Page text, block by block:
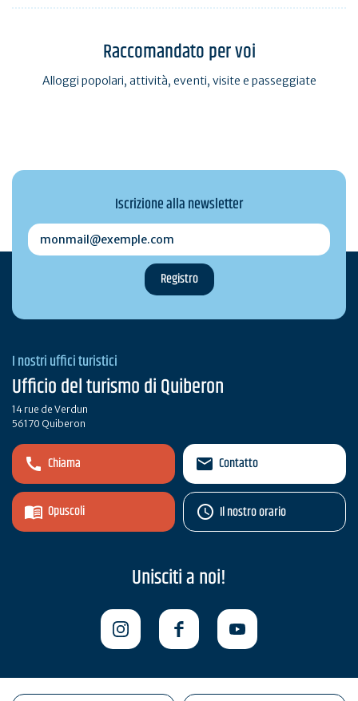
Raccomandato per voi
Alloggi popolari, attività, eventi, visite e passeggiate
Iscrizione alla newsletter
monmail@exemple.com
I nostri uffici turistici
Ufficio del turismo di Quiberon
14 rue de Verdun
56170 Quiberon
Chiama
Opuscoli
Contatto
Il nostro orario
Unisciti a noi!